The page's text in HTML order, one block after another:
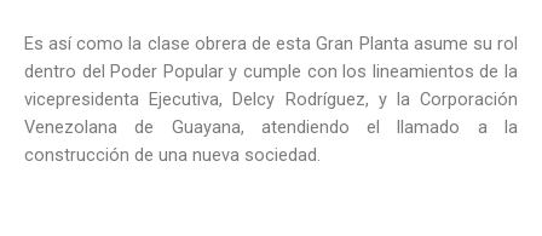
Es así como la clase obrera de esta Gran Planta asume su rol
dentro del Poder Popular y cumple con los lineamientos de la
vicepresidenta Ejecutiva, Delcy Rodríguez, y la Corporación
Venezolana de Guayana, atendiendo el llamado a la
construcción de una nueva sociedad.